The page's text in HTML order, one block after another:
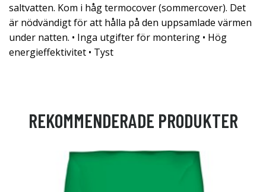
saltvatten. Kom i håg termocover (sommercover). Det
är nödvändigt för att hålla på den uppsamlade värmen
under natten. • Inga utgifter för montering • Hög
energieffektivitet • Tyst
REKOMMENDERADE PRODUKTER